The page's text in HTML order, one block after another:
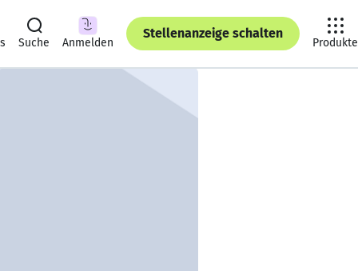
Suche Anmelden
Stellenanzeige schalten
Produkte